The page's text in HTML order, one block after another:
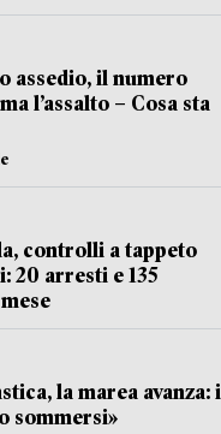
assedio, il numero
l’assalto – Cosa sta
controlli a tappeto
20 arresti e 135
la marea avanza: i
sommersi»